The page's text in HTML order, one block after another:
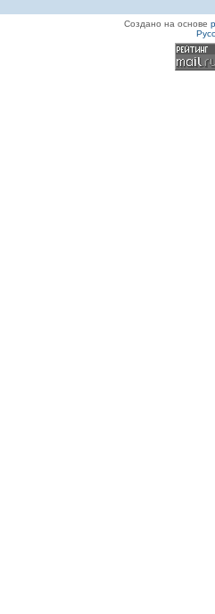
Создано на основе